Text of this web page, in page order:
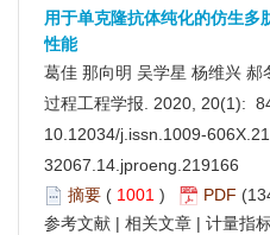
用于单克隆抗体纯化的仿生多
性能
葛佳 那向明 吴学星 杨维兴 郝
过程工程学报. 2020, 20(1):
10.12034/j.issn.1009-
32067.14.jproeng.219166
摘要 ( 1001 ) PDF
参考文献 | 相关文章 | 计量指